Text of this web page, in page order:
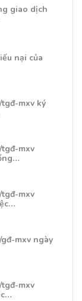
giao dịch
nại của
tgđ-mxv ký
tgđ-mxv
tgđ-mxv
mxv ngày
tgđ-mxv